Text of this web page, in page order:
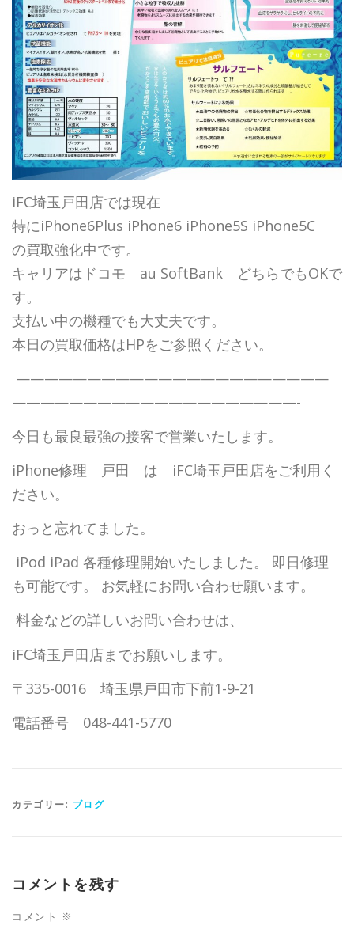
iFC埼玉戸田店では現在
特にiPhone6Plus iPhone6 iPhone5S iPhone5C
の買取強化中です。
キャリアはドコモ au SoftBank どちらでもOKで
す。
支払い中の機種でも大丈夫です。
本日の買取価格はHPをご参照ください。
——————————————————————
————————————————————-
今日も最良最強の接客で営業いたします。
iPhone修理 戸田 は iFC埼玉戸田店をご利用く
ださい。
おっと忘れてました。
iPod iPad 各種修理開始いたしました。 即日修理
も可能です。 お気軽にお問い合わせ願います。
料金などの詳しいお問い合わせは、
iFC埼玉戸田店までお願いします。
〒335-0016 埼玉県戸田市下前1-9-21
電話番号 048-441-5770
カテゴリー: ブログ
コメントを残す
コメント ※